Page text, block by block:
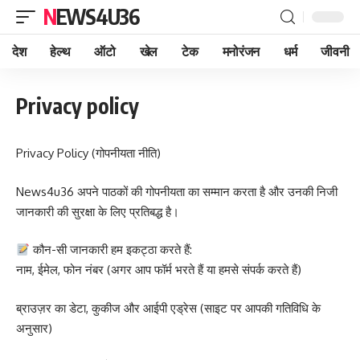
NEWS4U36
देश हेल्थ ऑटो खेल टेक मनोरंजन धर्म जीवनी
Privacy policy
Privacy Policy (गोपनीयता नीति)
News4u36 अपने पाठकों की गोपनीयता का सम्मान करता है और उनकी निजी
जानकारी की सुरक्षा के लिए प्रतिबद्ध है।
कौन-सी जानकारी हम इकट्ठा करते हैं:
नाम, ईमेल, फोन नंबर (अगर आप फॉर्म भरते हैं या हमसे संपर्क करते हैं)
ब्राउज़र का डेटा, कुकीज और आईपी एड्रेस (साइट पर आपकी गतिविधि के
अनुसार)